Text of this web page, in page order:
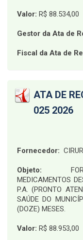
Valor: R$ 88.534,00
Gestor da Ata de
Fiscal da Ata de
ATA DE
025 2026
Fornecedor:
Objeto:
MEDICAMENTOS
P.A. (PRONTO
SAÚDE DO
(DOZE) MESES.
Valor: R$ 88.953,00